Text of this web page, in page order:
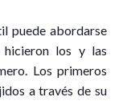
puede abordarse
los y las
Los primeros
a través de su